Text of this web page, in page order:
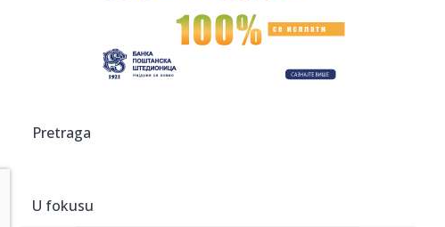
GIMARAEŠ ZVANIČNO PREDSTAVLJEN: Arsenal završio
14:36:Eminin sin napunio 18 godina: Emotivna poruka pevačice o
zagrebačkog...
14:34:
Pretraga
U fokusu